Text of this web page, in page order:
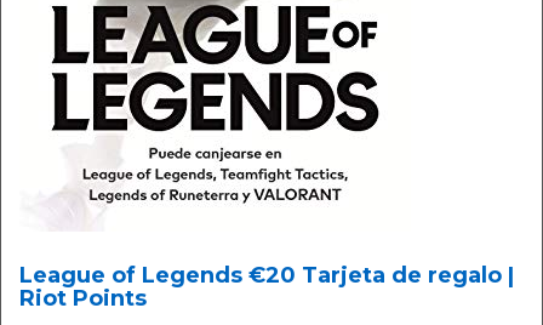
League of Legends €20 Tarjeta de regalo |
Riot Points